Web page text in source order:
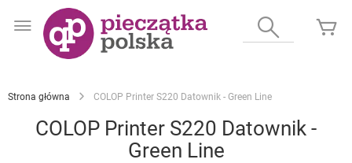
do
Wyszukaj
Strona główna COLOP Printer S220 Datownik - Green Line
COLOP Printer S220 Datownik -
Green Line